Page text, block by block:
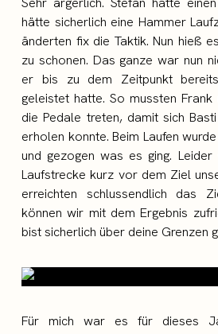
hätte sicherlich eine Hammer
änderten fix die Taktik. Nun hieß
zu schonen. Das ganze war nun
er bis zu dem Zeitpunkt
geleistet hatte. So mussten
die Pedale treten, damit sich
erholen konnte. Beim Laufen
und gezogen was es ging.
Laufstrecke kurz vor dem Ziel
erreichten schlussendlich das
können wir mit dem Ergebnis
bist sicherlich über deine Grenzen
Für mich war es für dieses